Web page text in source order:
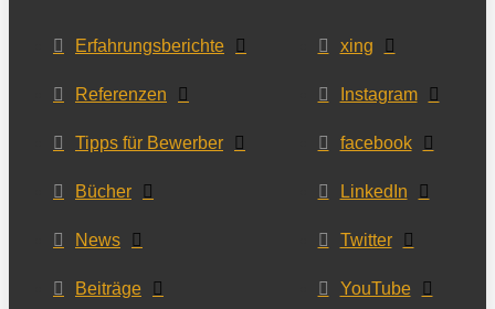
Erfahrungsberichte
Referenzen
Tipps für Bewerber
Bücher
News
Beiträge
xing
Instagram
facebook
LinkedIn
Twitter
YouTube